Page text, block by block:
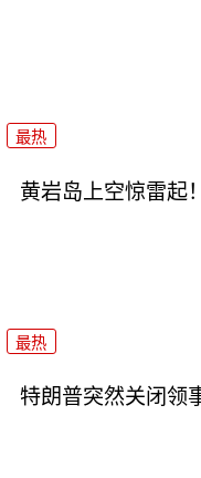
最热
黄岩岛上空惊雷起
最热
特朗普突然关闭领